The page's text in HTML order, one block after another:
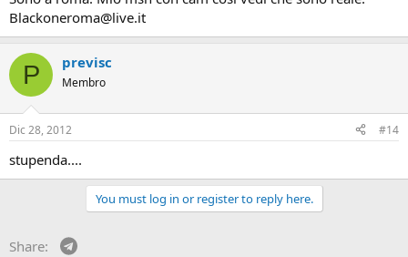
Blackoneroma@live.it
P previsc
Membro
Dic 28, 2012 #14
stupenda....
You must log in or register to reply here.
Share: